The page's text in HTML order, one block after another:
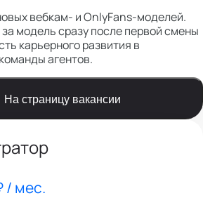
вебкам- и OnlyFans-моделей.
модель сразу после первой смены
карьерного развития в
агентов.
На страницу вакансии
/ мес.